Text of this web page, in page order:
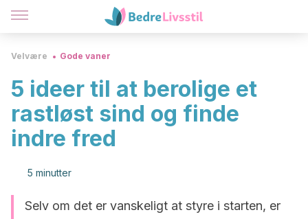
Velvære Gode vaner
5 ideer til at berolige et
rastløst sind og finde
indre fred
5 minutter
Selv om det er vanskeligt at styre i starten, er